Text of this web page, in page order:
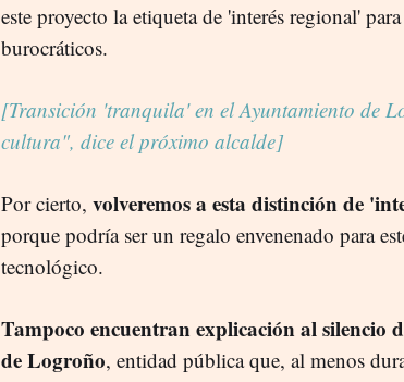
este proyecto la etiqueta de 'interés regional'
burocráticos.
[Transición 'tranquila' en el Ayuntamiento de
cultura", dice el próximo alcalde]
Por cierto, volveremos a esta distinción de
porque podría ser un regalo envenenado para
tecnológico.
Tampoco encuentran explicación al silencio
de Logroño, entidad pública que, al menos